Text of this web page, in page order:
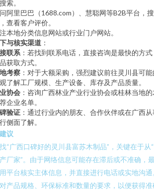
索。
阿里巴巴（1688.com）、慧聪网等B2B平台，
查看客户评价。
本地分类信息网站或行业门户网站。
与核实渠道 ：
联系 ：若找到联系电话，直接咨询是最快的方
获取方式。
考察 ：对于大额采购，强烈建议前往灵川县可
了解工厂规模、生产设备、库存及产品质量。
协会 ：咨询广西林业产业行业协会或桂林当地
企业名单。
验证 ：通过行业内的朋友、合作伙伴或在广西
侧面了解。
议
“广西口碑好的灵川县富苏木制品”，关键在于从
厂家”。由于网络信息可能存在滞后或不准确，
平台核实主体信息，并直接进行电话或实地沟
产品规格、环保标准和数量的要求，以便获得